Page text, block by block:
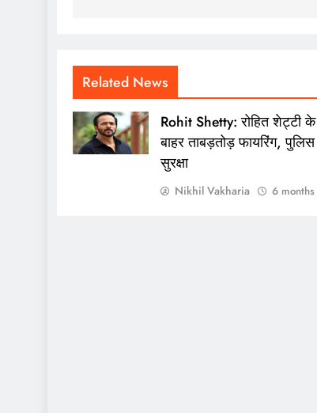
Related News
Rohit Shetty: रोहित शेट्टी
बाहर ताबड़तोड़ फायरिंग,
सुरक्षा
Nikhil Vakharia 6